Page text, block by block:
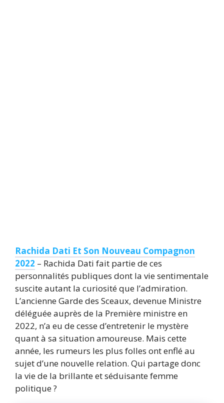
Rachida Dati Et Son Nouveau Compagnon
2022 – Rachida Dati fait partie de ces
personnalités publiques dont la vie sentimentale
suscite autant la curiosité que l’admiration.
L’ancienne Garde des Sceaux, devenue Ministre
déléguée auprès de la Première ministre en
2022, n’a eu de cesse d’entretenir le mystère
quant à sa situation amoureuse. Mais cette
année, les rumeurs les plus folles ont enflé au
sujet d’une nouvelle relation. Qui partage donc
la vie de la brillante et séduisante femme
politique ?